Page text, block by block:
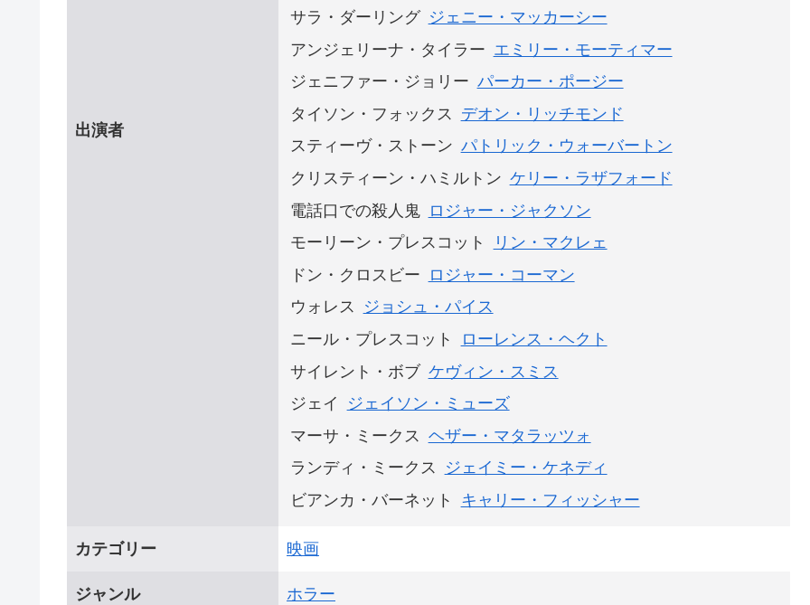
出演者
サラ・ダーリング ジェニー・マッカーシー
アンジェリーナ・タイラー エミリー・モーティマー
ジェニファー・ジョリー パーカー・ポージー
タイソン・フォックス
デオン・リッチモンド
スティーヴ・ストーン パトリック・ウォーバートン
クリスティーン・ハミルトン ケリー・ラザフォード
電話口での殺人鬼
ロジャー・ジャクソン
モーリーン・プレスコット
リン・マクレェ
ドン・クロスビー
ロジャー・コーマン
ウォレス
ジョシュ・パイス
ニール・プレスコット
ローレンス・ヘクト
サイレント・ボブ ケヴィン・スミス
ジェイ
ジェイソン・ミューズ
マーサ・ミークス ヘザー・マタラッツォ
ランディ・ミークス
ジェイミー・ケネディ
ビアンカ・バーネット
キャリー・フィッシャー
カテゴリー 映画
ジャンル ホラー